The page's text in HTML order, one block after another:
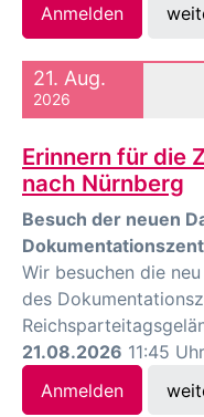
Anmelden
21. Aug.
2026
Erinnern für die
nach Nürnberg
Besuch der neuen
Wir besuchen die
des
21.08.2026 11:45
Anmelden